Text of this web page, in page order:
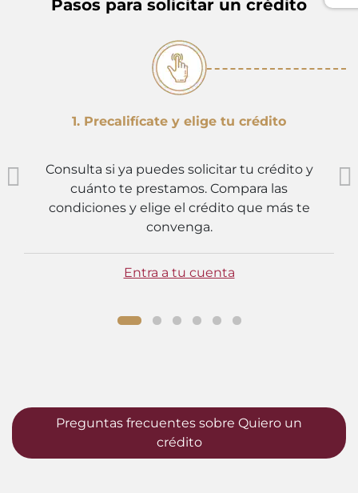
Pasos para solicitar un crédito
1. Precalifícate y elige tu crédito
Consulta si ya puedes solicitar tu crédito y
cuánto te prestamos. Compara las
condiciones y elige el crédito que más te
convenga.
Entra a tu cuenta
Preguntas frecuentes sobre Quiero un
crédito